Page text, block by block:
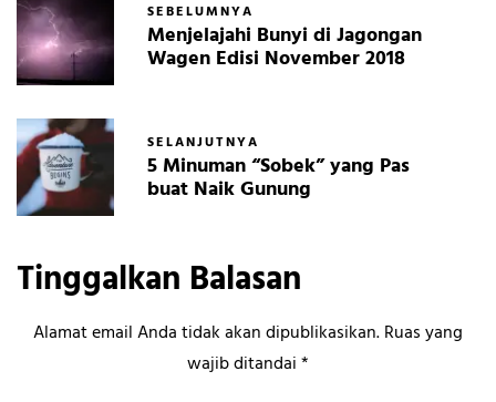
SEBELUMNYA
Menjelajahi Bunyi di Jagongan
Wagen Edisi November 2018
SELANJUTNYA
5 Minuman “Sobek” yang Pas
buat Naik Gunung
Tinggalkan Balasan
Alamat email Anda tidak akan dipublikasikan.Ruas yang
wajib ditandai*